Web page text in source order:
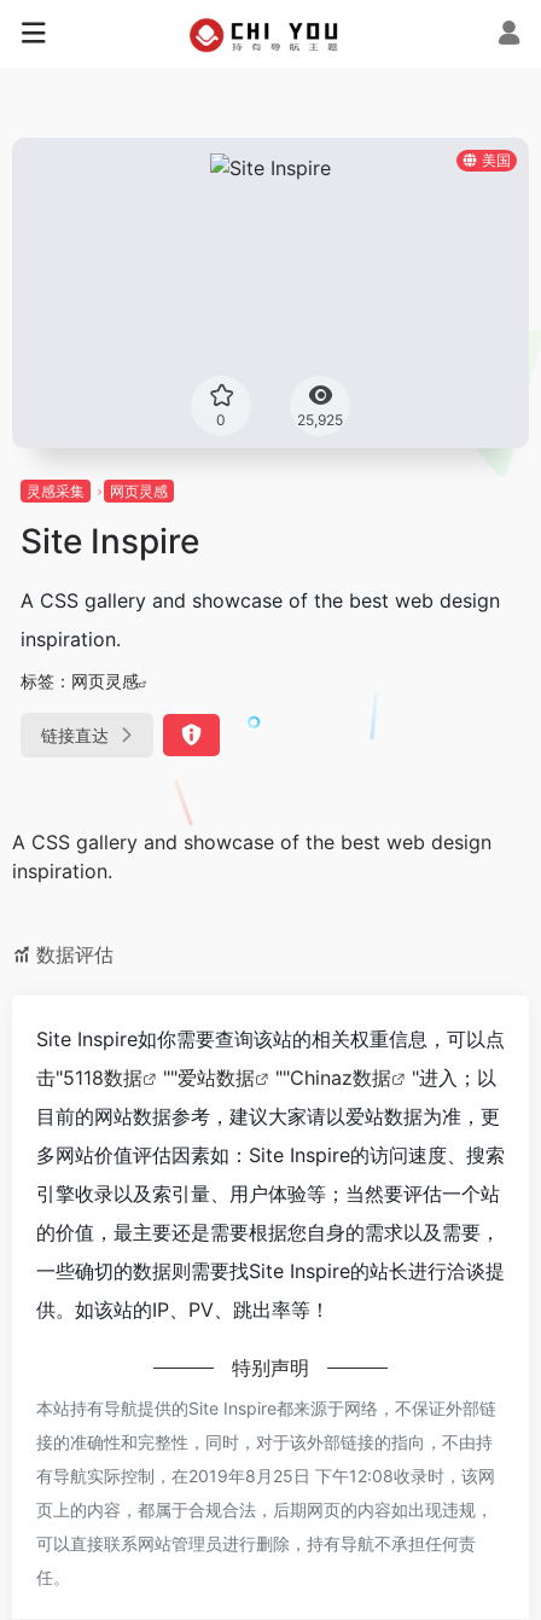
美国
0 25,925
灵感采集 网页灵感
Site Inspire
A CSS gallery and showcase of the best web design
inspiration.
标签： 网页灵感
链接直达
A CSS gallery and showcase of the best web design
inspiration.
数据评估
Site Inspire如你需要查询该站的相关权重信息，可以点
击"5118数据 ""爱站数据 ""Chinaz数据
"进入；以
目前的网站数据参考，建议大家请以爱站数据为准，更
多网站价值评估因素如：Site Inspire的访问速度、搜索
引擎收录以及索引量、用户体验等；当然要评估一个站
的价值，最主要还是需要根据您自身的需求以及需要，
一些确切的数据则需要找Site Inspire的站长进行洽谈提
供。如该站的IP、PV、跳出率等！
特别声明
本站持有导航提供的Site Inspire都来源于网络，不保证外部链
接的准确性和完整性，同时，对于该外部链接的指向，不由持
有导航实际控制，在2019年8月25日 下午12:08收录时，该网
页上的内容，都属于合规合法，后期网页的内容如出现违规，
可以直接联系网站管理员进行删除，持有导航不承担任何责
任。